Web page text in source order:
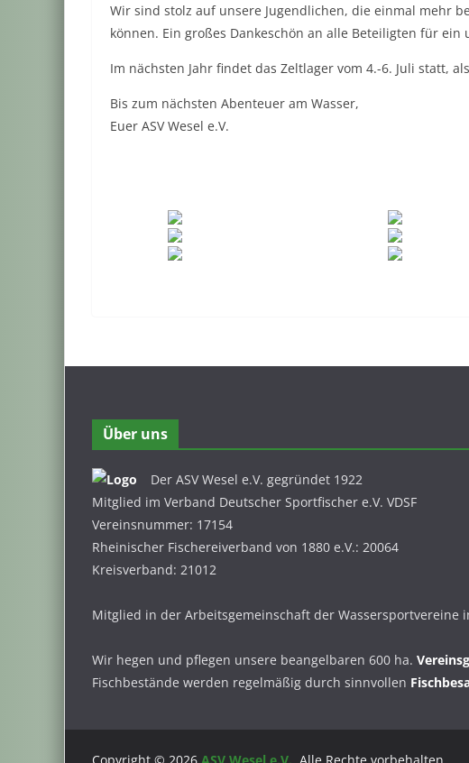
Wir sind stolz auf unsere Jugendlichen, die einmal mehr
können. Ein großes Dankeschön an alle Beteiligten für
Im nächsten Jahr findet das Zeltlager vom 4.-6. Juli statt,
Bis zum nächsten Abenteuer am Wasser,
Euer ASV Wesel e.V.
Über uns
Der ASV Wesel e.V. gegründet 1922
Mitglied im Verband Deutscher Sportfischer e.V. VDSF
Vereinsnummer: 17154
Rheinischer Fischereiverband von 1880 e.V.: 20064
Kreisverband: 21012
Mitglied in der Arbeitsgemeinschaft der Wassersportvereine
Wir hegen und pflegen unsere beangelbaren 600 ha.
Fischbestände werden regelmäßig durch sinnvollen